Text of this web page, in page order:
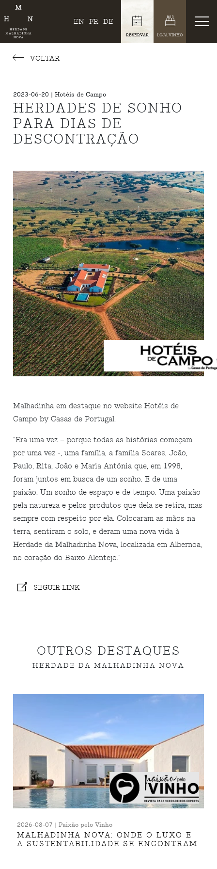
EN FR DE
RESERVAR LOJA VINHO
VOLTAR
2023-06-20 | Hotéis de Campo
HERDADES DE SONHO
PARA DIAS DE
DESCONTRAÇÃO
Malhadinha em destaque no website Hotéis de
Campo by Casas de Portugal.
"Era uma vez – porque todas as histórias começam
por uma vez -, uma família, a família Soares, João,
Paulo, Rita, João e Maria Antónia que, em 1998,
foram juntos em busca de um sonho. E de uma
paixão. Um sonho de espaço e de tempo. Uma paixão
pela natureza e pelos produtos que dela se retira, mas
sempre com respeito por ela. Colocaram as mãos na
terra, sentiram o solo, e deram uma nova vida à
Herdade da Malhadinha Nova, localizada em Albernoa,
no coração do Baixo Alentejo."
SEGUIR LINK
OUTROS DESTAQUES
HERDADE DA MALHADINHA NOVA
2026-08-07 | Paixão pelo Vinho
MALHADINHA NOVA: ONDE O LUXO E
A SUSTENTABILIDADE SE ENCONTRAM